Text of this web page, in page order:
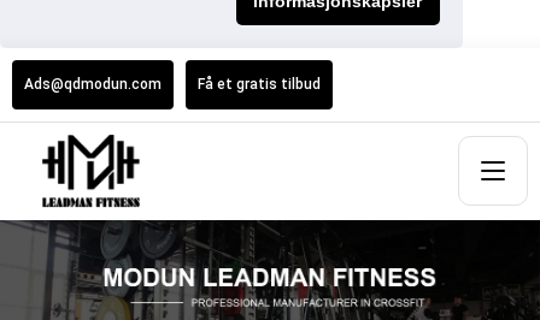
Ads@qdmodun.com Få et gratis tilbud